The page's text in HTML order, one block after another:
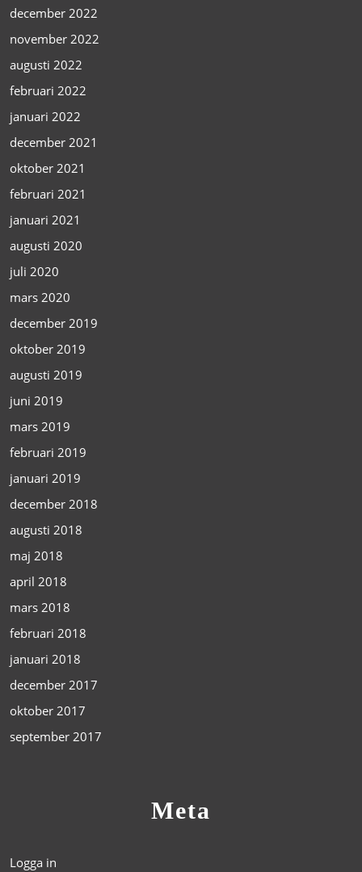
december 2022
november 2022
augusti 2022
februari 2022
januari 2022
december 2021
oktober 2021
februari 2021
januari 2021
augusti 2020
juli 2020
mars 2020
december 2019
oktober 2019
augusti 2019
juni 2019
mars 2019
februari 2019
januari 2019
december 2018
augusti 2018
maj 2018
april 2018
mars 2018
februari 2018
januari 2018
december 2017
oktober 2017
september 2017
Meta
Logga in